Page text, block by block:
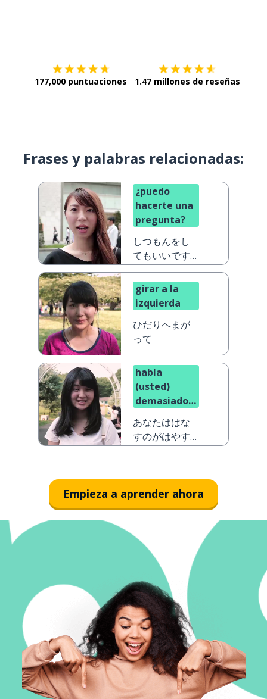
177,000 puntuaciones 1.47 millones de reseñas
Frases y palabras relacionadas:
¿puedo
hacerte una
pregunta?
しつもんをし
てもいいです
か？
girar a la
izquierda
ひだりへまが
って
habla
(usted)
demasiado
あなたははな
すのがはやす
Empieza a aprender ahora